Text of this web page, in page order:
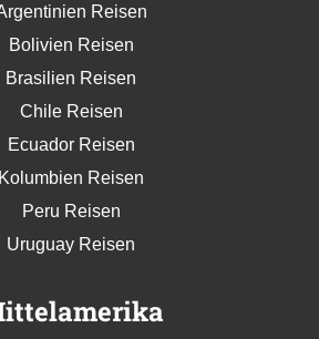
Reisen
Bolivien Reisen
Brasilien Reisen
Chile Reisen
Ecuador Reisen
Kolumbien Reisen
Peru Reisen
Uruguay Reisen